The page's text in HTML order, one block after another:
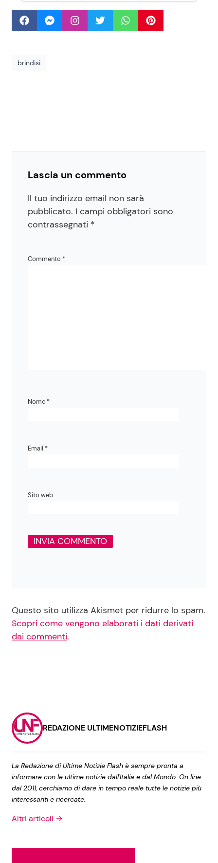
brindisi
Lascia un commento
Il tuo indirizzo email non sarà
pubblicato. I campi obbligatori sono
contrassegnati *
Commento *
Nome *
Email *
Sito web
Questo sito utilizza Akismet per ridurre lo spam.
Scopri come vengono elaborati i dati derivati
dai commenti.
REDAZIONE ULTIMENOTIZIEFLASH
La Redazione di Ultime Notizie Flash è sempre pronta a
informare con le ultime notizie dall'Italia e dal Mondo. On line
dal 2011, cerchiamo di dare in tempo reale tutte le notizie più
interessanti e ricercate.
Altri articoli →